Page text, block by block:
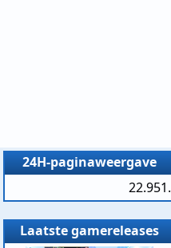
24H-paginaweergave
22.951.
Laatste gamereleases